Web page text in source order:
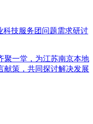
科技服务团问题需求研讨
聚一堂，为江苏南京本地
献策，共同探讨解决发展